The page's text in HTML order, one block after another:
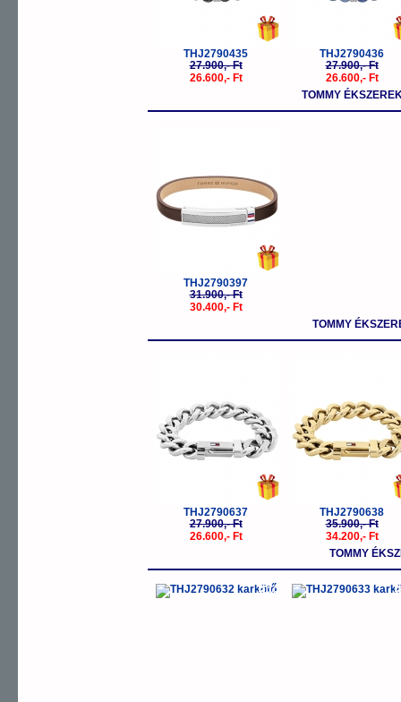
THJ2790435
27.900,- Ft
26.600,- Ft
THJ2790436
27.900,- Ft
26.600,- Ft
TOMMY
THJ2790397
31.900,- Ft
30.400,- Ft
TOMMY
THJ2790637
27.900,- Ft
26.600,- Ft
THJ2790638
35.900,- Ft
34.200,- Ft
TOMMY
-5% -